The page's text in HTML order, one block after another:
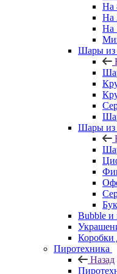
На
На
На
Шары из
Шары из
Bubble
Коробки
Пиротехника
Назад